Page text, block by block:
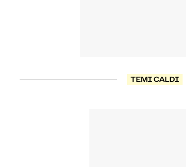
TEMI CALDI